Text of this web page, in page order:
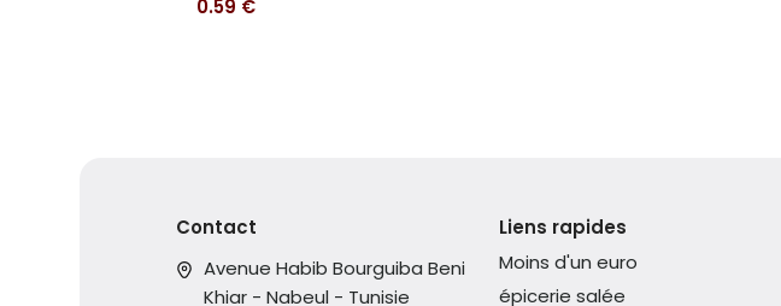
0.59 €
Contact
Avenue Habib Bourguiba Beni
Khiar - Nabeul - Tunisie
Liens rapides
Moins d'un euro
épicerie salée